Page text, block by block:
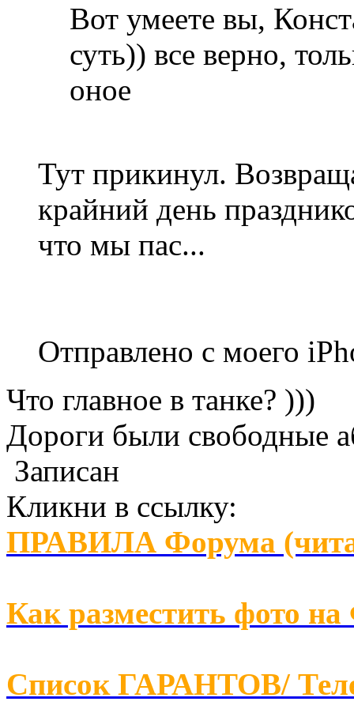
Вот умеете вы,
суть)) все верно,
оное
Тут прикинул.
крайний день
что мы пас...
Отправлено с моего
Что главное в танке? )))
Дороги были свободные
Записан
Кликни в ссылку:
ПРАВИЛА Форума
Как разместить фото
Список ГАРАНТОВ/